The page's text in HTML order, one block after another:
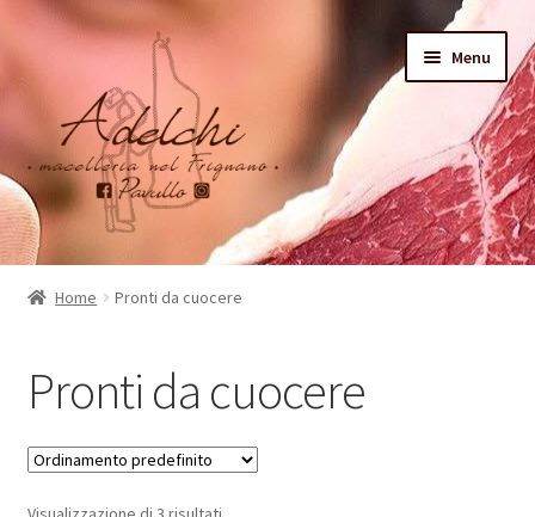
navigazione
contenuto
Menu
Home
Shop
Home Pronti da cuocere
Pronti da cuocere